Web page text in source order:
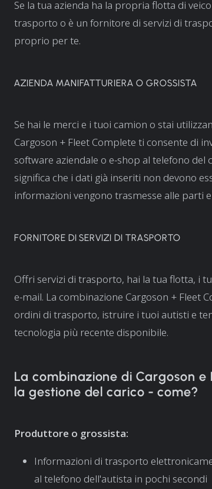
Se la tua azienda ha la propria flotta di
trasporto o è un fornitore di servizi di
proprio per te.
AZIENDA MANIFATTURIERA O GROSSISTA
Se hai le merci e i tuoi camion o stai
Cargoson + Fleet Complete ti consente di
software aziendale o e-shop al telefono del
significa che i dati già inseriti non devono
informazioni vengono trasmesse alle parti
FORNITORE DI SERVIZI DI TRASPORTO
Offri servizi di trasporto, hai la tua flotta, i
e-mail. La combinazione Cargoson + Fleet
ordini di trasporto, istruire i tuoi autisti e
tecnologia più recente disponibile.
La combinazione di Cargoson
la gestione del carico - come?
Produttore o grossista:
Informazioni di trasporto
al telefono dell'autista in pochi secondi